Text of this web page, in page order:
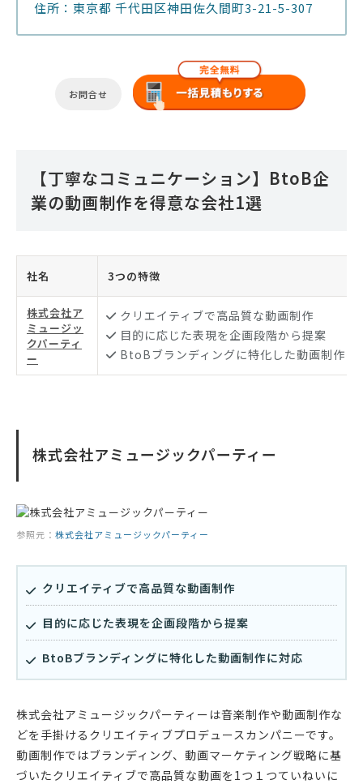
住所：東京都 千代田区神田佐久間町3-21-5-307
お問合せ
【丁寧なコミュニケーション】BtoB企
業の動画制作を得意な会社1選
社名 3つの特徴
株式会社ア
ミュージッ
クパーティ
ー
クリエイティブで高品質な動画制作
目的に応じた表現を企画段階から提案
BtoBブランディングに特化した動画制作に
株式会社アミュージックパーティー
参照元： 株式会社アミュージックパーティー
クリエイティブで高品質な動画制作
目的に応じた表現を企画段階から提案
BtoBブランディングに特化した動画制作に対応
株式会社アミュージックパーティーは音楽制作や動画制作な
どを手掛けるクリエイティブプロデュースカンパニーです。
動画制作ではブランディング、動画マーケティング戦略に基
づいたクリエイティブで高品質な動画を1つ１つていねいに